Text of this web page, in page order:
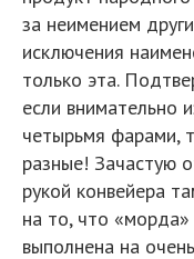
за неимением
исключения
только эта.
если внимательно
четырьмя фарами,
разные! Зачастую
рукой конвейера
на то, что
выполнена на